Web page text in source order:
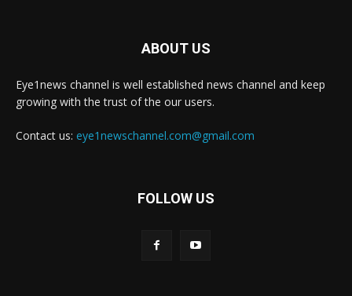
ABOUT US
Eye1news channel is well established news channel and keep
growing with the trust of the our users.
Contact us: eye1newschannel.com@gmail.com
FOLLOW US